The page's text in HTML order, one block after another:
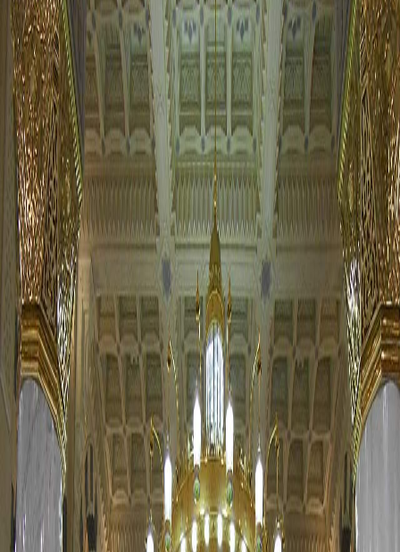
Opini
Konsultasi Syariah
Resonansi
Sejarah
Lensa
Iqtishodia
Sastra
Literasi Umat